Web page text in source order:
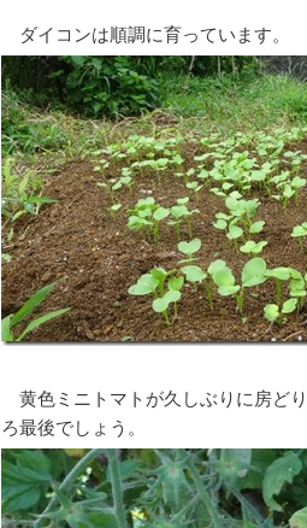
ダイコンは順調に育っています。
黄色ミニトマトが久しぶりに房ど
ろ最後でしょう。